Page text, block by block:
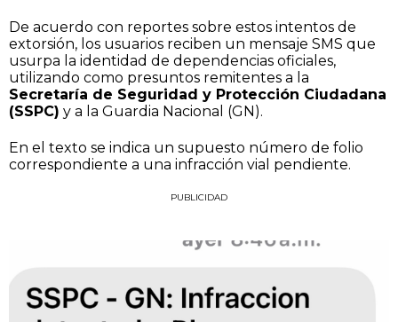
De acuerdo con reportes sobre estos intentos de
extorsión, los usuarios reciben un mensaje SMS que
usurpa la identidad de dependencias oficiales,
utilizando como presuntos remitentes a la
Secretaría de Seguridad y Protección Ciudadana
(SSPC) y a la Guardia Nacional (GN).
En el texto se indica un supuesto número de folio
correspondiente a una infracción vial pendiente.
PUBLICIDAD